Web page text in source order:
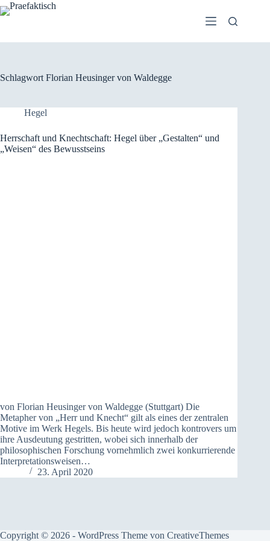
Zum
Inhalt
Schlagwort Florian Heusinger von Waldegge
Hegel
Herrschaft und Knechtschaft: Hegel über „Gestalten“ und
„Weisen“ des Bewusstseins
von Florian Heusinger von Waldegge (Stuttgart) Die
Metapher von „Herr und Knecht“ gilt als eines der zentralen
Motive im Werk Hegels. Bis heute wird jedoch kontrovers um
ihre Ausdeutung gestritten, wobei sich innerhalb der
philosophischen Forschung vornehmlich zwei konkurrierende
Interpretationsweisen…
23. April 2020
Copyright © 2026 - WordPress Theme von CreativeThemes